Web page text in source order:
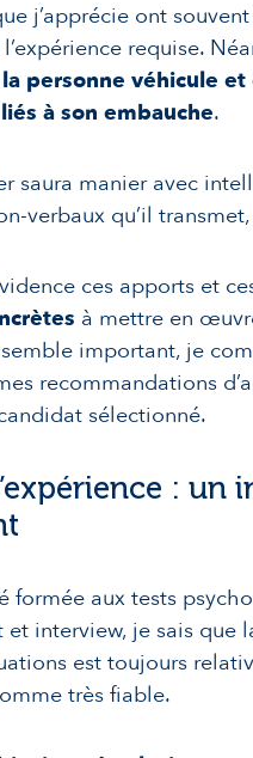
j’apprécie ont
requise.
personne véhicule
à son embauche.
saura manier avec
verbaux qu’il
ces apports et
à mettre en
important, je
recommandations
sélectionné.
: un
formée aux tests
et interview, je sais que
est toujours
très fiable.